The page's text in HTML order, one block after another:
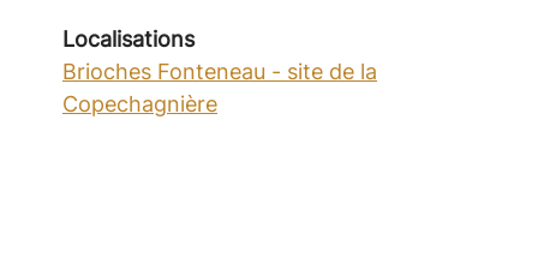
Localisations
Brioches Fonteneau - site de la
Copechagnière